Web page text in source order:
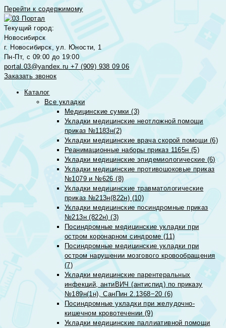
Перейти к содержимому
Текущий город:
Новосибирск
г. Новосибирск, ул. Юности, 1
Пн-Пт, с 09:00 до 19:00
portal.03@yandex.ru +7 (909) 938 09 06
Заказать звонок
Каталог
Все укладки
Медицинские сумки (3)
Укладки медицинские неотложной помощи
приказ №1183н(2)
Укладки медицинские врача скорой помощи (6)
Реанимационные наборы приказ 1165н (5)
Укладки медицинские эпидемиологические (6)
Укладки медицинские противошоковые приказ
№1079 и №626 (8)
Укладки медицинские травматологические
приказ №213н(822н) (10)
Укладки медицинские посиндромные приказ
№213н (822н) (3)
Посиндромные медицинские укладки при
остром коронарном синдроме (11)
Посиндромные медицинские укладки при
остром нарушении мозгового кровообращения
(7)
Укладки медицинские парентеральных
инфекций, антиВИЧ (антиспид) по приказу
№189н(1н), СанПин 2.1368−20 (6)
Посиндромные укладки при желудочно-
кишечном кровотечении (9)
Укладки медицинские паллиативной помощи